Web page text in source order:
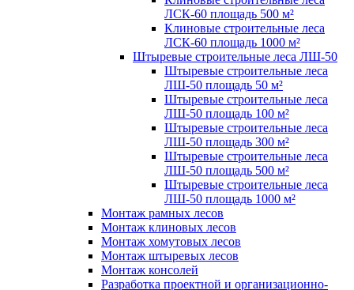
ЛСК-60 площадь 500 м²
Клиновые строительные леса
ЛСК-60 площадь 1000 м²
Штыревые строительные леса ЛШ-50
Штыревые строительные леса
ЛШ-50 площадь 50 м²
Штыревые строительные леса
ЛШ-50 площадь 100 м²
Штыревые строительные леса
ЛШ-50 площадь 300 м²
Штыревые строительные леса
ЛШ-50 площадь 500 м²
Штыревые строительные леса
ЛШ-50 площадь 1000 м²
Монтаж рамных лесов
Монтаж клиновых лесов
Монтаж хомутовых лесов
Монтаж штыревых лесов
Монтаж консолей
Разработка проектной и организационно-